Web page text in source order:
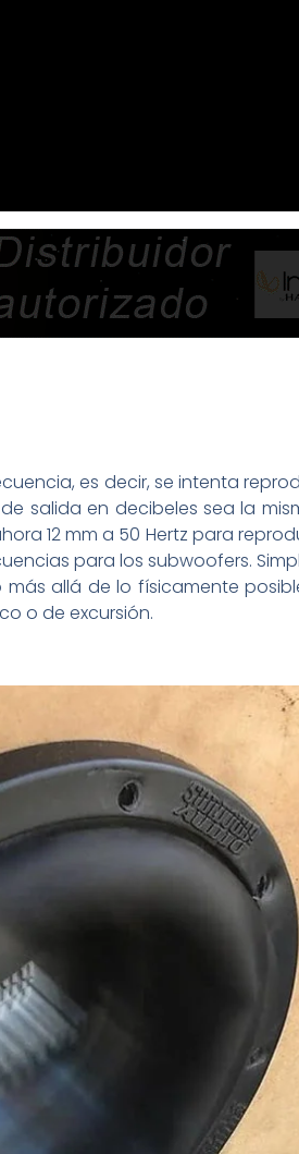
es decir, se intenta
salida en decibeles sea la
12 mm a 50 Hertz para
para los subwoofers.
allá de lo físicamente
o de excursión.